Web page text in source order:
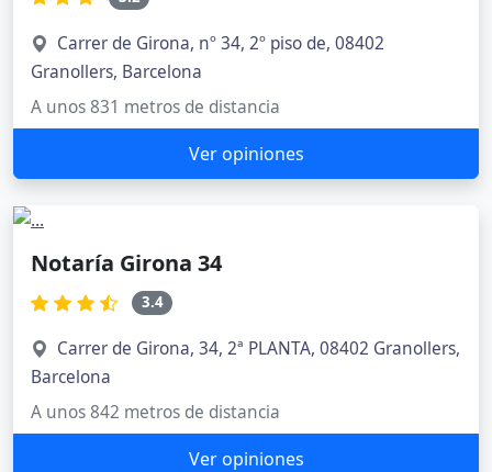
Carrer de Girona, nº 34, 2º piso de, 08402
Granollers, Barcelona
A unos 831 metros de distancia
Ver opiniones
Notaría Girona 34
3.4
Carrer de Girona, 34, 2ª PLANTA, 08402 Granollers,
Barcelona
A unos 842 metros de distancia
Ver opiniones